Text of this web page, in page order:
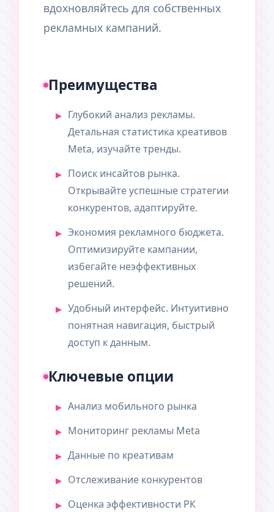
вдохновляйтесь для собственных
рекламных кампаний.
Преимущества
Глубокий анализ рекламы.
Детальная статистика креативов
Meta, изучайте тренды.
Поиск инсайтов рынка.
Открывайте успешные стратегии
конкурентов, адаптируйте.
Экономия рекламного бюджета.
Оптимизируйте кампании,
избегайте неэффективных
решений.
Удобный интерфейс. Интуитивно
понятная навигация, быстрый
доступ к данным.
Ключевые опции
Анализ мобильного рынка
Мониторинг рекламы Meta
Данные по креативам
Отслеживание конкурентов
Оценка эффективности РК